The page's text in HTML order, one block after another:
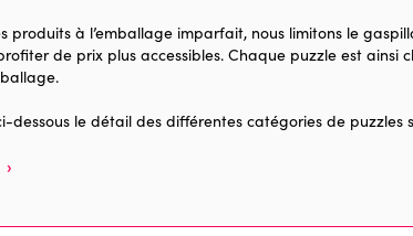
2000 pièces
produits à l’emballage imparfait, nous limitons le
de prix plus accessibles. Chaque puzzle est ainsi
dessous le détail des différentes catégories de puzzles
›